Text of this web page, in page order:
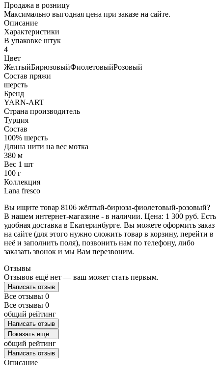
Продажа в розницу
Максимально выгодная цена при заказе на сайте.
Описание
Характеристики
В упаковке штук
4
Цвет
ЖелтыйБирюзовыйФиолетовыйРозовый
Состав пряжи
шерсть
Бренд
YARN-ART
Страна производитель
Турция
Состав
100% шерсть
Длина нити на вес мотка
380 м
Вес 1 шт
100 г
Коллекция
Lana fresco
Вы ищите товар 8106 жёлтый-бирюза-фиолетовый-розовый?
В нашем интернет-магазине - в наличии. Цена: 1 300 руб. Есть
удобная доставка в Екатеринбурге. Вы можете оформить заказ
на сайте (для этого нужно сложить товар в корзину, перейти в
неё и заполнить поля), позвонить нам по телефону, либо
заказать звонок и мы Вам перезвоним.
Отзывы
Отзывов ещё нет — ваш может стать первым.
Написать отзыв
Все отзывы 0
Все отзывы 0
общий рейтинг
Написать отзыв
Показать ещё
общий рейтинг
Написать отзыв
Описание